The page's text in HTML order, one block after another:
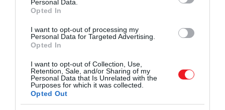
Personal Data.
Opted In
I want to opt-out of processing my
Personal Data for Targeted Advertising.
Opted In
I want to opt-out of Collection, Use,
Retention, Sale, and/or Sharing of my
Personal Data that Is Unrelated with the
Purposes for which it was collected.
Opted Out